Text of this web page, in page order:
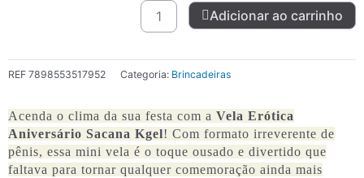
Vela
Erótica
Aniversário
0
Adicionar ao carrinho
REF 7898553517952 Categoria: Brincadeiras
Acenda o clima da sua festa com a Vela Erótica
Aniversário Sacana Kgel! Com formato irreverente de
pênis, essa mini vela é o toque ousado e divertido que
faltava para tornar qualquer comemoração ainda mais